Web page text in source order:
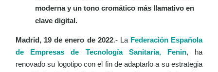
moderna y un tono cromático más llamativo en
clave digital.
Madrid, 19 de enero de 2022.- La Federación Española
de Empresas de Tecnología Sanitaria, Fenin, ha
renovado su logotipo con el fin de adaptarlo a su estrategia